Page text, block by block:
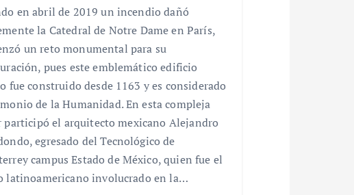
en abril de 2019 un incendio dañó
la Catedral de Notre Dame en París,
un reto monumental para su
pues este emblemático edificio
fue construido desde 1163 y es considerado
de la Humanidad. En esta compleja
participó el arquitecto mexicano Alejandro
egresado del Tecnológico de
campus Estado de México, quien fue el
latinoamericano involucrado en la…